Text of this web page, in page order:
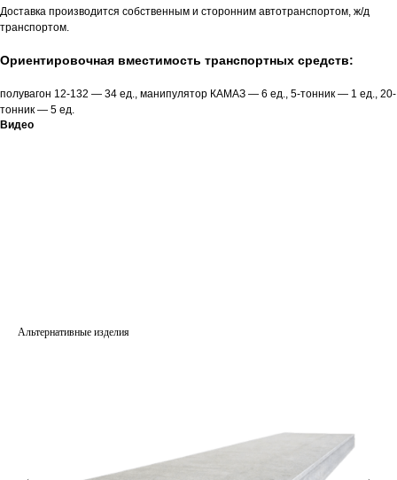
Доставка производится собственным и сторонним автотранспортом, ж/д
транспортом.
Ориентировочная вместимость транспортных средств:
полувагон 12-132 — 34 ед., манипулятор КАМАЗ — 6 ед., 5-тонник — 1 ед., 20-
тонник — 5 ед.
Видео
Альтернативные изделия